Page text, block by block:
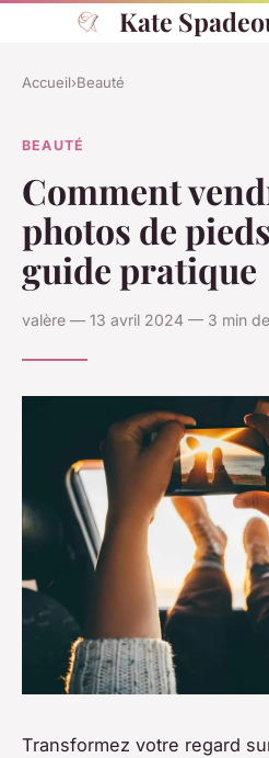
Kate
Accueil›Beauté
BEAUTÉ
Comment
photos de
guide pratique
valère — 13 avril 2024 — 3 min
Transformez votre regard